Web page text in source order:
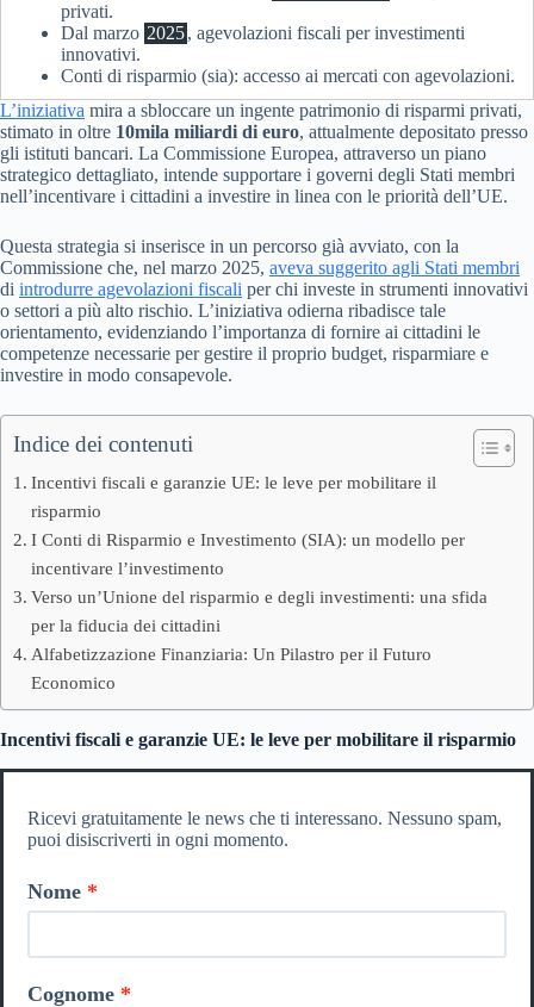
privati.
Dal marzo 2025, agevolazioni fiscali per investimenti
innovativi.
Conti di risparmio (sia): accesso ai mercati con agevolazioni.
L’iniziativa mira a sbloccare un ingente patrimonio di risparmi privati,
stimato in oltre 10mila miliardi di euro, attualmente depositato presso
gli istituti bancari. La Commissione Europea, attraverso un piano
strategico dettagliato, intende supportare i governi degli Stati membri
nell’incentivare i cittadini a investire in linea con le priorità dell’UE.
Questa strategia si inserisce in un percorso già avviato, con la
Commissione che, nel marzo 2025, aveva suggerito agli Stati membri
di introdurre agevolazioni fiscali per chi investe in strumenti innovativi
o settori a più alto rischio. L’iniziativa odierna ribadisce tale
orientamento, evidenziando l’importanza di fornire ai cittadini le
competenze necessarie per gestire il proprio budget, risparmiare e
investire in modo consapevole.
Indice dei contenuti
Incentivi fiscali e garanzie UE: le leve per mobilitare il
risparmio
I Conti di Risparmio e Investimento (SIA): un modello per
incentivare l’investimento
Verso un’Unione del risparmio e degli investimenti: una sfida
per la fiducia dei cittadini
Alfabetizzazione Finanziaria: Un Pilastro per il Futuro
Economico
Incentivi fiscali e garanzie UE: le leve per mobilitare il risparmio
Ricevi gratuitamente le news che ti interessano. Nessuno spam,
puoi disiscriverti in ogni momento.
Nome
Cognome